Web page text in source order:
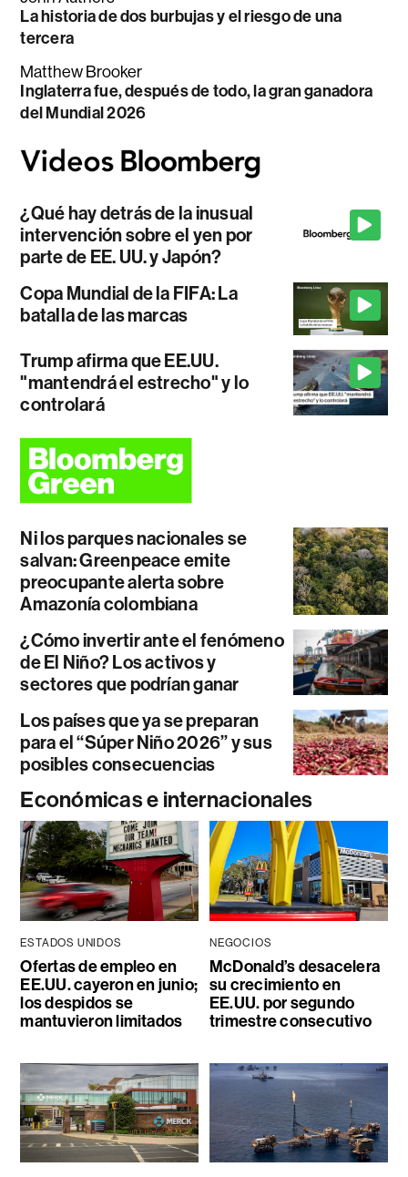
La historia de dos burbujas y el riesgo de una
tercera
Matthew Brooker
Inglaterra fue, después de todo, la gran ganadora
del Mundial 2026
¿Qué hay detrás de la inusual
intervención sobre el yen por
parte de EE. UU. y Japón?
Copa Mundial de la FIFA: La
batalla de las marcas
Trump afirma que EE.UU.
"mantendrá el estrecho" y lo
controlará
Ni los parques nacionales se
salvan: Greenpeace emite
preocupante alerta sobre
Amazonía colombiana
¿Cómo invertir ante el fenómeno
de El Niño? Los activos y
sectores que podrían ganar
Los países que ya se preparan
para el “Súper Niño 2026” y sus
posibles consecuencias
Económicas e internacionales
ESTADOS UNIDOS
Ofertas de empleo en
EE.UU. cayeron en junio;
los despidos se
mantuvieron limitados
NEGOCIOS
McDonald’s desacelera
su crecimiento en
EE.UU. por segundo
trimestre consecutivo